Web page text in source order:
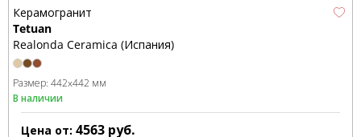
Керамогранит
Tetuan
Realonda Ceramica (Испания)
Размер: 442x442 мм
В наличии
Цена от: 4563 руб.